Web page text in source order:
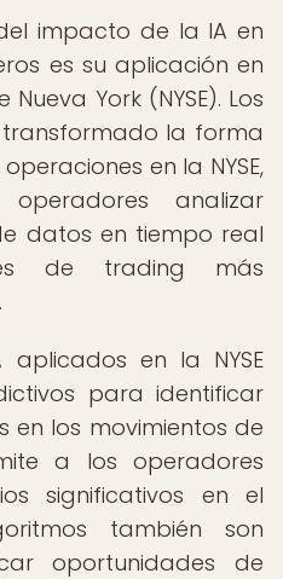
impacto de la IA en
es su aplicación en
York (NYSE). Los
la forma
en la NYSE,
analizar
datos en tiempo real
de trading más
en la NYSE
para identificar
en los movimientos de
a los operadores
significativos en el
también son
oportunidades de